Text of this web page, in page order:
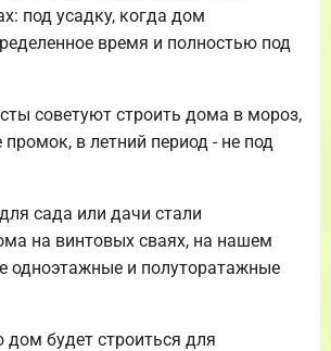
под усадку, когда дом
время и полностью под
советуют строить дома в мороз,
в летний период - не под
сада или дачи стали
на винтовых сваях, на нашем
одноэтажные и полуторатажные
дом будет строиться для